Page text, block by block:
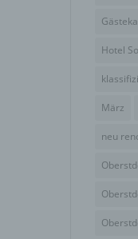
Hotel
März
neu